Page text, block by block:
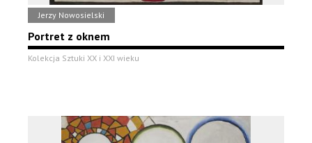
Jerzy Nowosielski
Portret z oknem
Kolekcja Sztuki XX i XXI wieku